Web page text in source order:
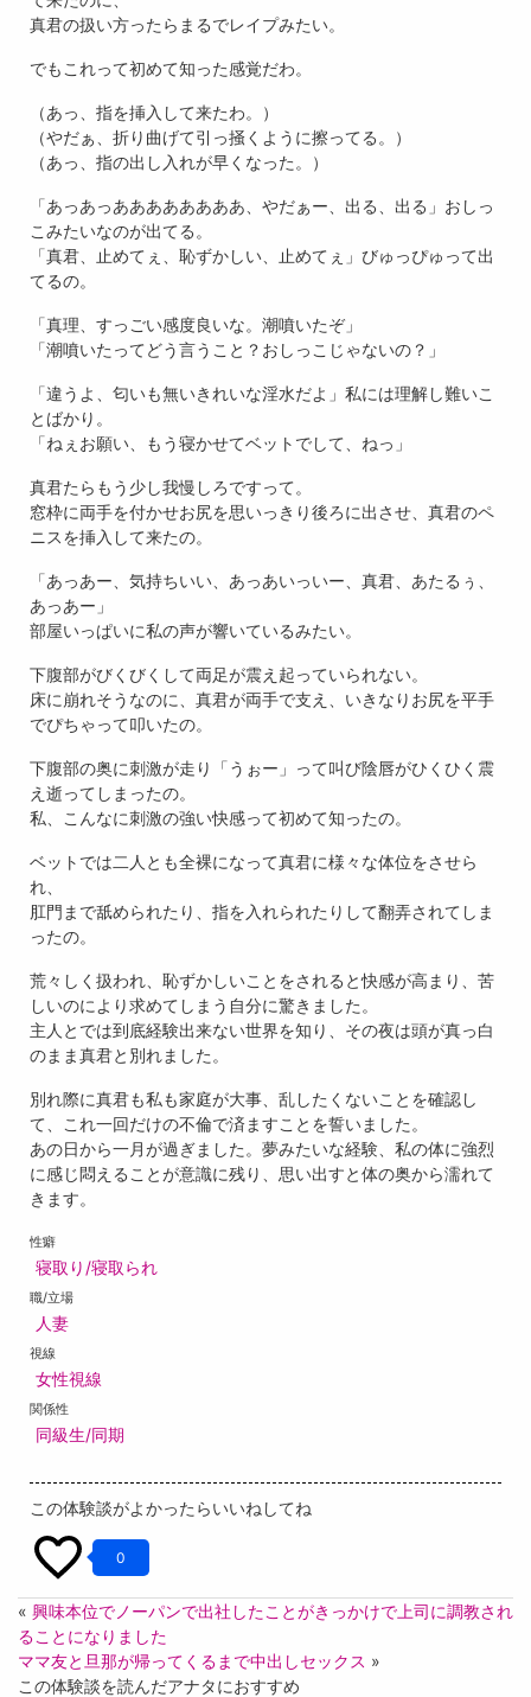
真君の扱い方ったらまるでレイプみたい。
でもこれって初めて知った感覚だわ。
（あっ、指を挿入して来たわ。）
（やだぁ、折り曲げて引っ掻くように擦ってる。）
（あっ、指の出し入れが早くなった。）
「あっあっああああああああ、やだぁー、出る、出る」おしっ
こみたいなのが出てる。
「真君、止めてぇ、恥ずかしい、止めてぇ」びゅっぴゅって出
てるの。
「真理、すっごい感度良いな。潮噴いたぞ」
「潮噴いたってどう言うこと？おしっこじゃないの？」
「違うよ、匂いも無いきれいな淫水だよ」私には理解し難いこ
とばかり。
「ねぇお願い、もう寝かせてベットでして、ねっ」
真君たらもう少し我慢しろですって。
窓枠に両手を付かせお尻を思いっきり後ろに出させ、真君のペ
ニスを挿入して来たの。
「あっあー、気持ちいい、あっあいっいー、真君、あたるぅ、
あっあー」
部屋いっぱいに私の声が響いているみたい。
下腹部がびくびくして両足が震え起っていられない。
床に崩れそうなのに、真君が両手で支え、いきなりお尻を平手
でぴちゃって叩いたの。
下腹部の奥に刺激が走り「うぉー」って叫び陰唇がひくひく震
え逝ってしまったの。
私、こんなに刺激の強い快感って初めて知ったの。
ベットでは二人とも全裸になって真君に様々な体位をさせら
れ、
肛門まで舐められたり、指を入れられたりして翻弄されてしま
ったの。
荒々しく扱われ、恥ずかしいことをされると快感が高まり、苦
しいのにより求めてしまう自分に驚きました。
主人とでは到底経験出来ない世界を知り、その夜は頭が真っ白
のまま真君と別れました。
別れ際に真君も私も家庭が大事、乱したくないことを確認し
て、これ一回だけの不倫で済ますことを誓いました。
あの日から一月が過ぎました。夢みたいな経験、私の体に強烈
に感じ悶えることが意識に残り、思い出すと体の奥から濡れて
きます。
性癖
寝取り/寝取られ
職/立場
人妻
視線
女性視線
関係性
同級生/同期
この体験談がよかったらいいねしてね
0
« 興味本位でノーパンで出社したことがきっかけで上司に調教され
ることになりました
ママ友と旦那が帰ってくるまで中出しセックス »
この体験談を読んだアナタにおすすめ